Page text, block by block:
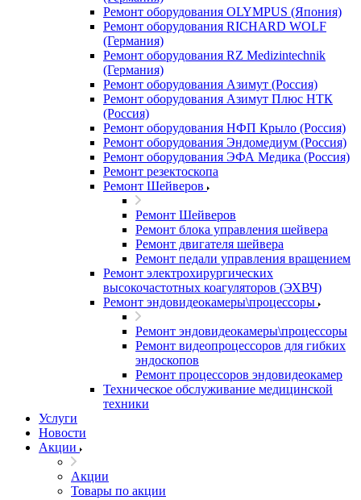
Ремонт оборудования OLYMPUS (Япония)
Ремонт оборудования RICHARD WOLF
(Германия)
Ремонт оборудования RZ Medizintechnik
(Германия)
Ремонт оборудования Азимут (Россия)
Ремонт оборудования Азимут Плюс НТК
(Россия)
Ремонт оборудования НФП Крыло (Россия)
Ремонт оборудования Эндомедиум (Россия)
Ремонт оборудования ЭФА Медика (Россия)
Ремонт резектоскопа
Ремонт Шейверов
Ремонт Шейверов
Ремонт блока управления шейвера
Ремонт двигателя шейвера
Ремонт педали управления вращением
Ремонт электрохирургических
высокочастотных коагуляторов (ЭХВЧ)
Ремонт эндовидеокамеры\процессоры
Ремонт эндовидеокамеры\процессоры
Ремонт видеопроцессоров для гибких
эндоскопов
Ремонт процессоров эндовидеокамер
Техническое обслуживание медицинской
техники
Услуги
Новости
Акции
Акции
Товары по акции